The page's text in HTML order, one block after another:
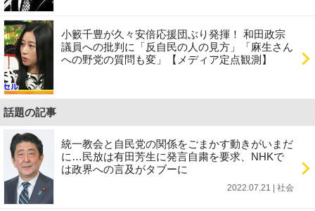
小籔千豊が久々安倍応援団ぶり発揮！ 和田政宗
議員への批判に「反自民の人の見方」「麻生さん
への野党の質問も変」【メディア定点観測】
話題の記事
統一教会と自民党の関係をごまかす動きがいまだ
に…民放は有田芳生に発言自粛を要求、NHKで
は政界への言及がタブーに
2022.07.21 | 社会